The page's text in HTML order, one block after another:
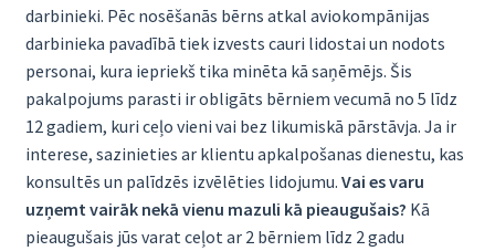
darbinieki. Pēc nosēšanās bērns atkal aviokompānijas
darbinieka pavadībā tiek izvests cauri lidostai un nodots
personai, kura iepriekš tika minēta kā saņēmējs. Šis
pakalpojums parasti ir obligāts bērniem vecumā no 5 līdz
12 gadiem, kuri ceļo vieni vai bez likumiskā pārstāvja. Ja ir
interese, sazinieties ar klientu apkalpošanas dienestu, kas
konsultēs un palīdzēs izvēlēties lidojumu. Vai es varu
uzņemt vairāk nekā vienu mazuli kā pieaugušais? Kā
pieaugušais jūs varat ceļot ar 2 bērniem līdz 2 gadu